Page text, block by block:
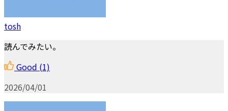
tosh
読んでみたい。
Good (1)
2026/04/01